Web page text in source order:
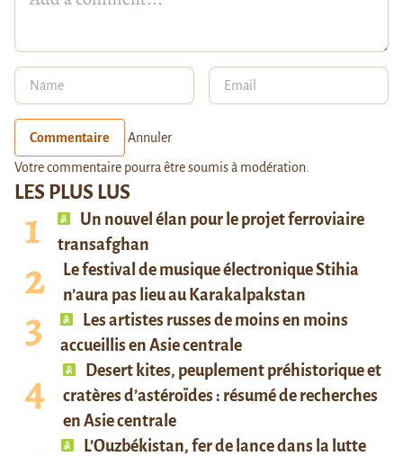
LES PLUS LUS
Un nouvel élan pour le projet ferroviaire
transafghan
Le festival de musique électronique Stihia
n’aura pas lieu au Karakalpakstan
Les artistes russes de moins en moins
accueillis en Asie centrale
Desert kites, peuplement préhistorique et
cratères d’astéroïdes : résumé de recherches
en Asie centrale
L’Ouzbékistan, fer de lance dans la lutte
Commentaire Annuler
Votre commentaire pourra être soumis à modération.